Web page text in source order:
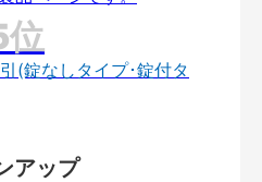
(錠なしタイプ･錠付タ
アップ